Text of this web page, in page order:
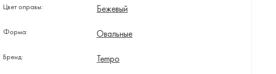
Цвет оправы: Бежевый
Форма: Овальные
Бренд: Tempo